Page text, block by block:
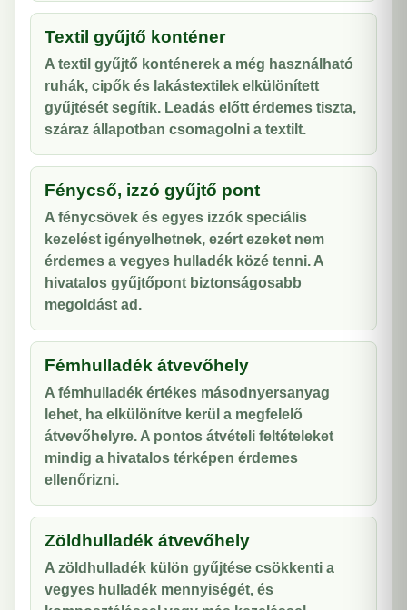
Textil gyűjtő konténer
A textil gyűjtő konténerek a még használható
ruhák, cipők és lakástextilek elkülönített
gyűjtését segítik. Leadás előtt érdemes tiszta,
száraz állapotban csomagolni a textilt.
Fénycső, izzó gyűjtő pont
A fénycsövek és egyes izzók speciális
kezelést igényelhetnek, ezért ezeket nem
érdemes a vegyes hulladék közé tenni. A
hivatalos gyűjtőpont biztonságosabb
megoldást ad.
Fémhulladék átvevőhely
A fémhulladék értékes másodnyersanyag
lehet, ha elkülönítve kerül a megfelelő
átvevőhelyre. A pontos átvételi feltételeket
mindig a hivatalos térképen érdemes
ellenőrizni.
Zöldhulladék átvevőhely
A zöldhulladék külön gyűjtése csökkenti a
vegyes hulladék mennyiségét, és